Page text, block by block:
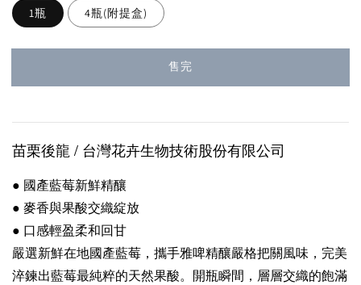
1瓶 4瓶(附提盒)
售完
苗栗後龍 / 台灣花卉生物技術股份有限公司
● 國產藍莓新鮮精釀
● 麥香與果酸交織綻放
● 口感輕盈柔和回甘
嚴選新鮮在地國產藍莓，攜手雅啤精釀嚴格把關風味，完美
淬鍊出藍莓最純粹的天然果酸。開瓶瞬間，層層交織的飽滿